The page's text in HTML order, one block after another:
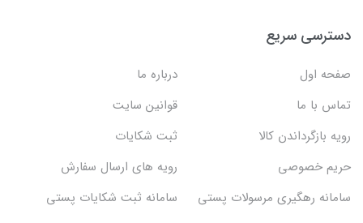
دسترسی سریع
صفحه اول
درباره ما
تماس با ما
قوانین سایت
رویه بازگرداندن کالا
ثبت شکایات
حریم خصوصی
رویه های ارسال سفارش
سامانه رهگیری مرسولات پستی
سامانه ثبت شکایات پستی